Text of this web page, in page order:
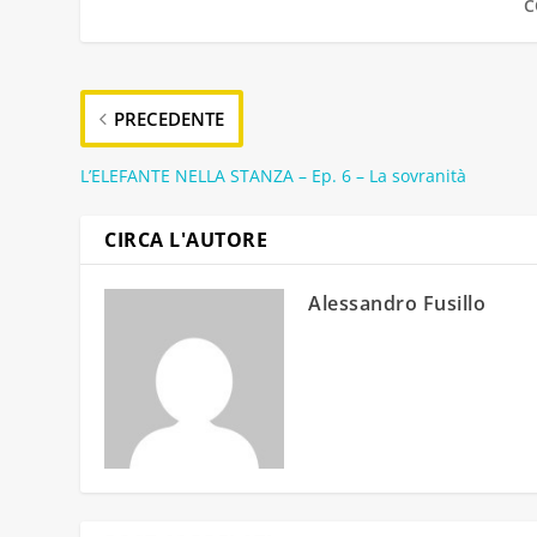
PRECEDENTE
L’ELEFANTE NELLA STANZA – Ep. 6 – La sovranità
CIRCA L'AUTORE
Alessandro Fusillo